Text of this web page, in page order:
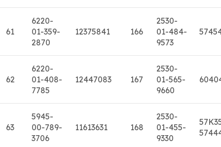
61
6220-
01-359-
2870
12375841 166
2530-
01-484-
9573
62
6220-
01-408-
7785
12447083 167
2530-
01-565-
9660
63
5945-
00-789-
3706
11613631 168
2530-
01-455-
9330